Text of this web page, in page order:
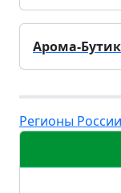
Арома-Бутик
Регионы России